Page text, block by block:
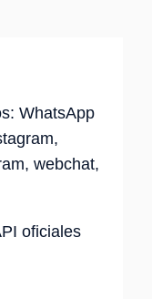
WhatsApp
webchat,
oficiales